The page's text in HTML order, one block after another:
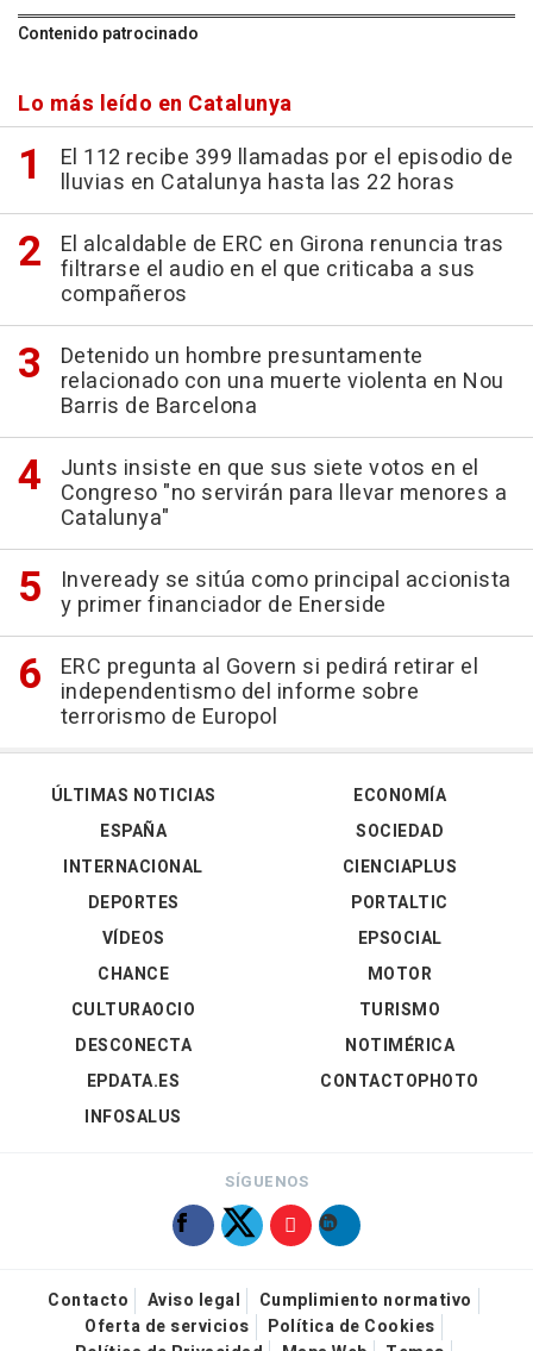
Contenido patrocinado
Lo más leído en Catalunya
El 112 recibe 399 llamadas por el episodio de
lluvias en Catalunya hasta las 22 horas
El alcaldable de ERC en Girona renuncia tras
filtrarse el audio en el que criticaba a sus
compañeros
Detenido un hombre presuntamente
relacionado con una muerte violenta en Nou
Barris de Barcelona
Junts insiste en que sus siete votos en el
Congreso "no servirán para llevar menores a
Catalunya"
Inveready se sitúa como principal accionista
y primer financiador de Enerside
ERC pregunta al Govern si pedirá retirar el
independentismo del informe sobre
terrorismo de Europol
ÚLTIMAS NOTICIAS
ESPAÑA
INTERNACIONAL
DEPORTES
VÍDEOS
ECONOMÍA
SOCIEDAD
CIENCIAPLUS
PORTALTIC
EPSOCIAL
CHANCE
CULTURAOCIO
DESCONECTA
EPDATA.ES
INFOSALUS
MOTOR
TURISMO
NOTIMÉRICA
CONTACTOPHOTO
SÍGUENOS
Contacto Aviso legal
Cumplimiento normativo
Oferta de servicios
Política de Cookies